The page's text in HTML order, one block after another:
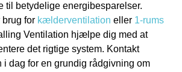
til betydelige energibesparelser.
brug for kælderventilation eller 1-rums
Ventilation hjælpe dig med at
det rigtige system. Kontakt
i dag for en grundig rådgivning om